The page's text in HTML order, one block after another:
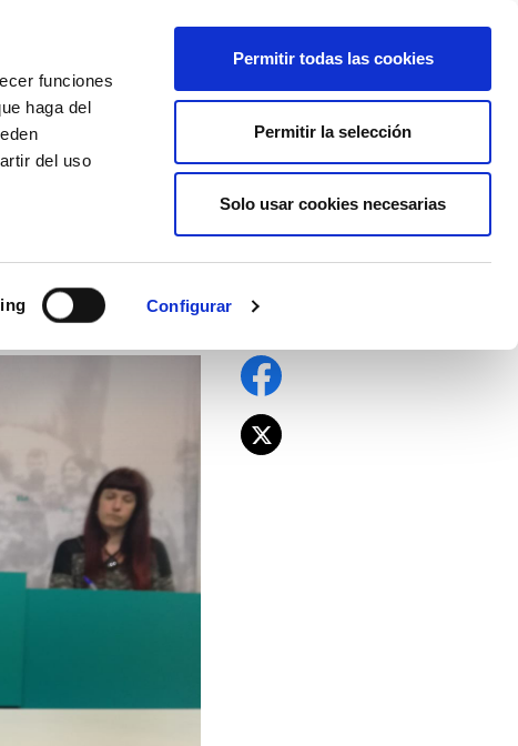
funciones
haga del
del uso
Configurar
Permitir todas las cookies
Permitir la selección
Solo usar cookies necesarias
AFÍLIATE
“una salida